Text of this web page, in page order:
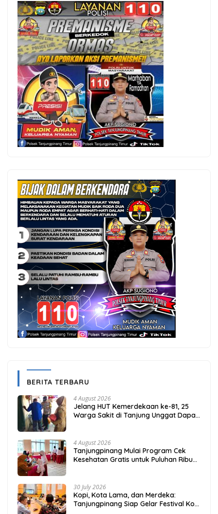
BERITA TERBARU
4 August 2026
Jelang HUT Kemerdekaan ke-81, 25
Warga Sakit di Tanjung Unggat Dapat
4 August 2026
Tanjungpinang Mulai Program Cek
Kesehatan Gratis untuk Puluhan Ribu
30 July 2026
Kopi, Kota Lama, dan Merdeka:
Tanjungpinang Siap Gelar Festival Kopi